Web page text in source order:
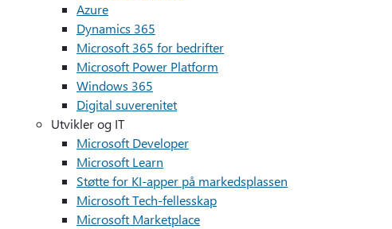
Azure
Dynamics 365
Microsoft 365 for bedrifter
Microsoft Power Platform
Windows 365
Digital suverenitet
Utvikler og IT
Microsoft Developer
Microsoft Learn
Støtte for KI-apper på markedsplassen
Microsoft Tech-fellesskap
Microsoft Marketplace